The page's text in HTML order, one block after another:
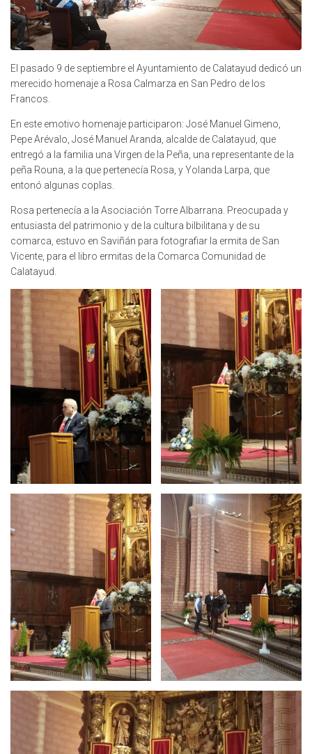
El pasado 9 de septiembre el Ayuntamiento de Calatayud dedicó un
merecido homenaje a Rosa Calmarza en San Pedro de los
Francos.
En este emotivo homenaje participaron: José Manuel Gimeno,
Pepe Arévalo, José Manuel Aranda, alcalde de Calatayud, que
entregó a la familia una Virgen de la Peña, una representante de la
peña Rouna, a la que pertenecía Rosa, y Yolanda Larpa, que
entonó algunas coplas.
Rosa pertenecía a la Asociación Torre Albarrana. Preocupada y
entusiasta del patrimonio y de la cultura bilbilitana y de su
comarca, estuvo en Saviñán para fotografiar la ermita de San
Vicente, para el libro ermitas de la Comarca Comunidad de
Calatayud.